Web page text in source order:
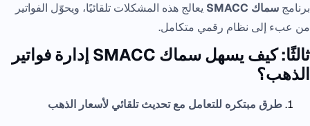
برنامج سماك SMACC
يعالج هذه المشكلات تلقائيًا، ويحوّل الفواتير
من عبء إلى نظام رقمي متكامل.
ثالثًا: كيف يسهل سماك SMACC إدارة فواتير
الذهب؟
طرق مبتكره للتعامل مع تحديث تلقائي لأسعار الذهب